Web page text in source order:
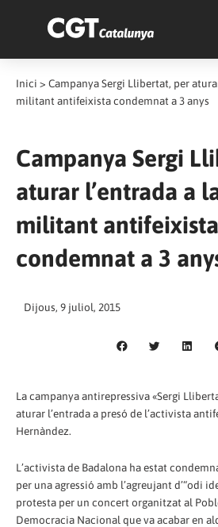
Inici > Campanya Sergi Llibertat, per
militant antifeixista condemnat a 3 anys
Campanya Sergi
aturar l’entrada a
militant antifeixista
condemnat a 3
Dijous, 9 juliol, 2015
La campanya antirepressiva «Sergi
aturar l’entrada a presó de l’activista
Hernàndez.
L’activista de Badalona ha estat
per una agressió amb l’agreujant d’“odi
protesta per un concert organitzat al
Democracia Nacional que va acabar en